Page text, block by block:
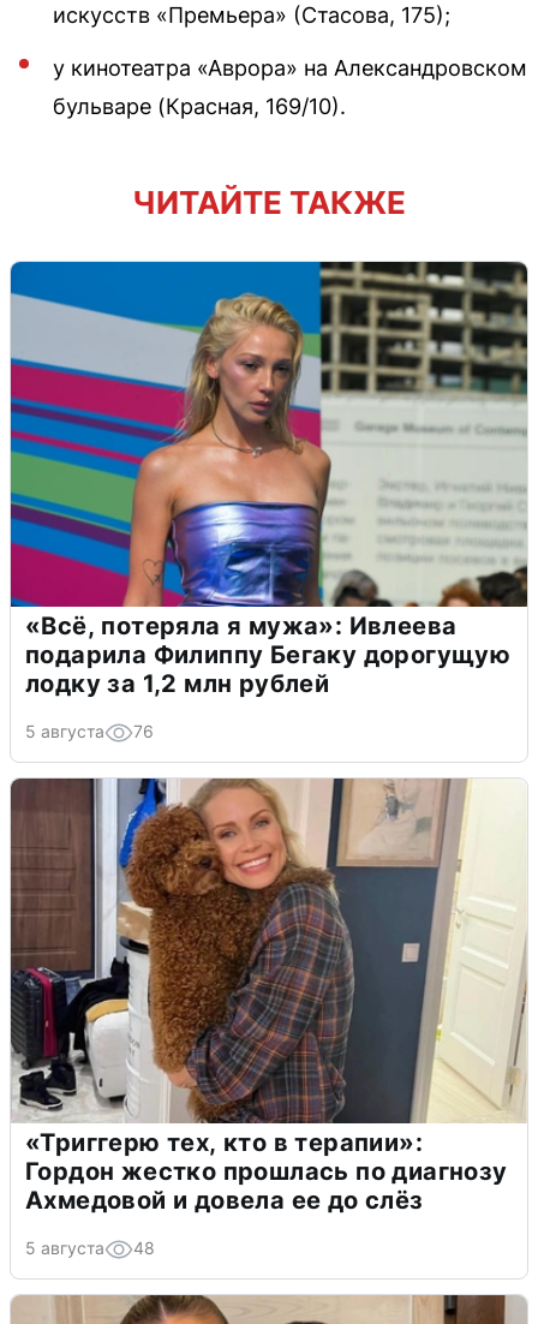
искусств «Премьера» (Стасова, 175);
у кинотеатра «Аврора» на Александровском
бульваре (Красная, 169/10).
ЧИТАЙТЕ ТАКЖЕ
«Всё, потеряла я мужа»: Ивлеева
подарила Филиппу Бегаку дорогущую
лодку за 1,2 млн рублей
5 августа 76
«Триггерю тех, кто в терапии»:
Гордон жестко прошлась по диагнозу
Ахмедовой и довела ее до слёз
5 августа 48